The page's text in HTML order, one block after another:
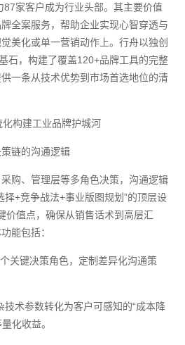
家客户成为行业头部。其主要价值
全案服务，帮助企业实现心智穿透与
美化或单一营销动作上。行舟以独创
石，构建了覆盖120+品牌工具的完整
一条从技术优势到市场首选地位的清
构建工业品牌护城河
链的沟通逻辑
购、管理层等多角色决策，沟通逻辑
择+竞争战法+事业版图规划”的顶层设
价值点，确保从销售话术到高层汇
能包括：
关键决策角色，定制差异化沟通策
技术参数转化为客户可感知的“成本降
化收益。